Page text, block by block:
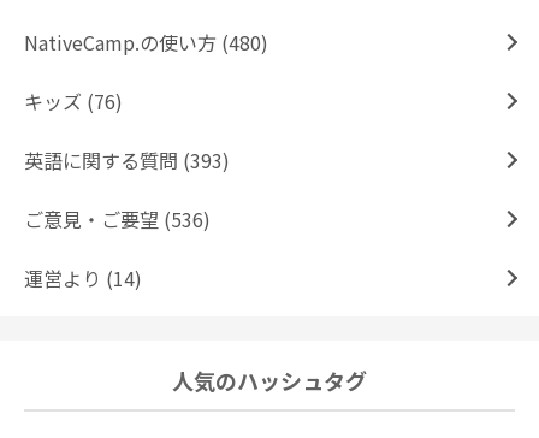
NativeCamp.の使い方 (480)
キッズ (76)
英語に関する質問 (393)
ご意見・ご要望 (536)
運営より (14)
人気のハッシュタグ